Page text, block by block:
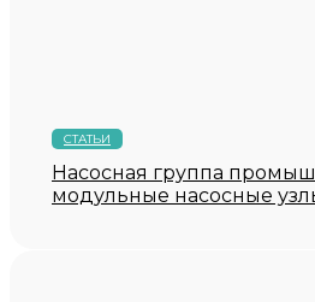
СТАТЬИ
Насосная группа
модульные насосные